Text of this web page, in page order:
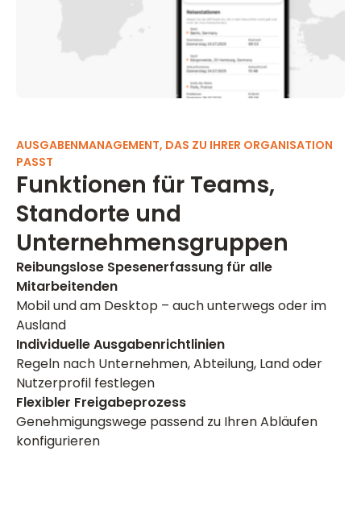
AUSGABENMANAGEMENT, DAS ZU IHRER ORGANISATION
PASST
Funktionen für Teams,
Standorte und
Unternehmensgruppen
Reibungslose Spesenerfassung für alle
Mitarbeitenden
Mobil und am Desktop – auch unterwegs oder im
Ausland
Individuelle Ausgabenrichtlinien
Regeln nach Unternehmen, Abteilung, Land oder
Nutzerprofil festlegen
Flexibler Freigabeprozess
Genehmigungswege passend zu Ihren Abläufen
konfigurieren